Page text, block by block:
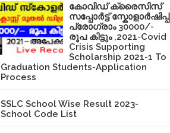
കോവിഡ് ക്രൈസിസ്
സപ്പോർട്ട് സ്കോളാർഷിപ്പ്
പ്രോഗ്രാം 30000/-
രൂപ കിട്ടും ,2021-Covid
Crisis Supporting
Scholarship 2021-1 To
Graduation Students-Application
Process
SSLC School Wise Result 2023-
School Code List